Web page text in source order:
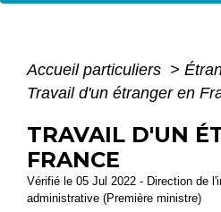
Accueil particuliers >
Travail d'un étranger en
TRAVAIL D'UN
FRANCE
Vérifié le 05 Jul 2022 - Direction de
administrative (Première ministre)